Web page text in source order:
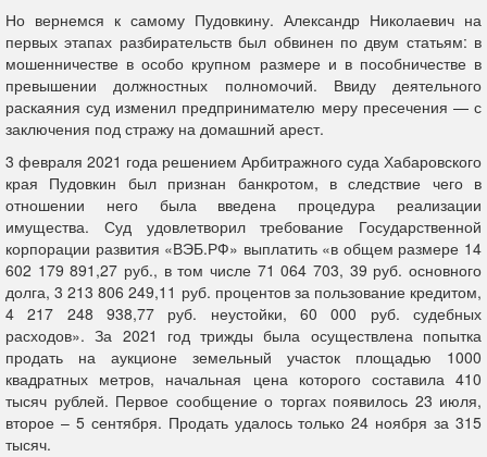
Но вернемся к самому Пудовкину. Александр Николаевич на
первых этапах разбирательств был обвинен по двум статьям: в
мошенничестве в особо крупном размере и в пособничестве в
превышении должностных полномочий. Ввиду деятельного
раскаяния суд изменил предпринимателю меру пресечения — с
заключения под стражу на домашний арест.
3 февраля 2021 года решением Арбитражного суда Хабаровского
края Пудовкин был признан банкротом, в следствие чего в
отношении него была введена процедура реализации
имущества. Суд удовлетворил требование Государственной
корпорации развития «ВЭБ.РФ» выплатить «в общем размере 14
602 179 891,27 руб., в том числе 71 064 703, 39 руб. основного
долга, 3 213 806 249,11 руб. процентов за пользование кредитом,
4 217 248 938,77 руб. неустойки, 60 000 руб. судебных
расходов». За 2021 год трижды была осуществлена попытка
продать на аукционе земельный участок площадью 1000
квадратных метров, начальная цена которого составила 410
тысяч рублей. Первое сообщение о торгах появилось 23 июля,
второе – 5 сентября. Продать удалось только 24 ноября за 315
тысяч.